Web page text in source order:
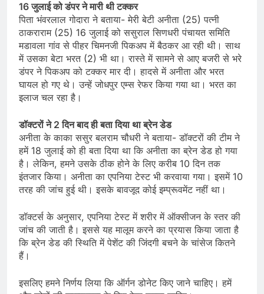
16 जुलाई को डंपर ने मारी थी टक्कर
पिता भंवरलाल गोदारा ने बताया- मेरी बेटी अनीता (25) पत्नी
ठाकराराम (25) 16 जुलाई को ससुराल सिणधरी पंचायत समिति
मडावला गांव से पीहर चिमनजी पिकअप में बैठकर आ रही थी। साथ
में उसका बेटा भरत (2) भी था। रास्ते में सामने से आए बजरी से भरे
डंपर ने पिकअप को टक्कर मार दी। हादसे में अनीता और भरत
घायल हो गए थे। उन्हें जोधपुर एम्स रेफर किया गया था। भरत का
इलाज चल रहा है।
डॉक्टरों ने 2 दिन बाद ही बता दिया था ब्रेन डेड
अनीता के काका ससुर बलराम चौधरी ने बताया- डॉक्टरों की टीम ने
हमें 18 जुलाई को ही बता दिया था कि अनीता का ब्रेन डेड हो गया
है। लेकिन, हमने उसके ठीक होने के लिए करीब 10 दिन तक
इंतजार किया। अनीता का एपनिया टेस्ट भी करवाया गया। इसमें 10
तरह की जांच हुई थी। इसके बावजूद कोई इम्प्रूवमेंट नहीं था।
डॉक्टर्स के अनुसार, एपनिया टेस्ट में शरीर में ऑक्सीजन के स्तर की
जांच की जाती है। इससे यह मालूम करने का प्रयास किया जाता है
कि ब्रेन डेड की स्थिति में पेशेंट की जिंदगी बचने के चांसेज कितने
हैं।
इसलिए हमने निर्णय लिया कि ऑर्गन डोनेट किए जाने चाहिए। हमें